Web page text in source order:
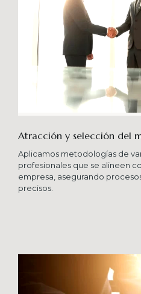
Atracción y selección del
Aplicamos metodologías de
profesionales que se alineen
empresa, asegurando
precisos.